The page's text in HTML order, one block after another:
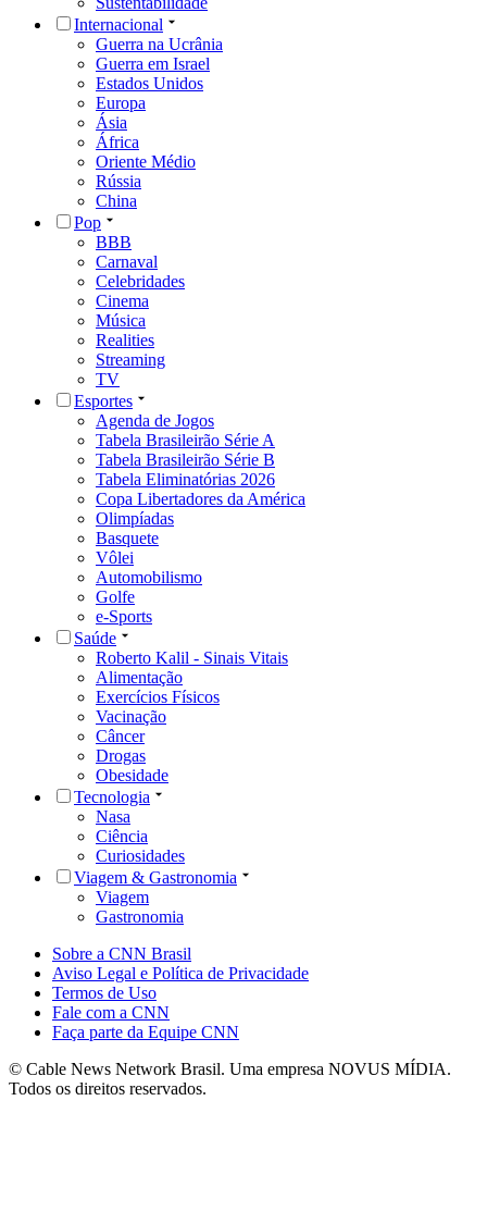
Internacional
Guerra na Ucrânia
Guerra em Israel
Estados Unidos
Europa
Ásia
África
Oriente Médio
Rússia
China
Pop
BBB
Carnaval
Celebridades
Cinema
Música
Realities
Streaming
TV
Esportes
Agenda de Jogos
Tabela Brasileirão Série A
Tabela Brasileirão Série B
Tabela Eliminatórias 2026
Copa Libertadores da América
Olimpíadas
Basquete
Vôlei
Automobilismo
Golfe
e-Sports
Saúde
Roberto Kalil - Sinais Vitais
Alimentação
Exercícios Físicos
Vacinação
Câncer
Drogas
Obesidade
Tecnologia
Nasa
Ciência
Curiosidades
Viagem & Gastronomia
Viagem
Gastronomia
Sobre a CNN Brasil
Aviso Legal e Política de Privacidade
Termos de Uso
Fale com a CNN
Faça parte da Equipe CNN
© Cable News Network Brasil. Uma empresa NOVUS MÍDIA.
Todos os direitos reservados.